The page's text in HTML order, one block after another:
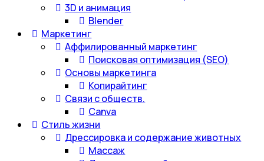
3D и анимация
Blender
Маркетинг
Аффилированный маркетинг
Поисковая оптимизация (SEO)
Основы маркетинга
Копирайтинг
Связи с обществ.
Canva
Стиль жизни
Дрессировка и содержание животных
Массаж